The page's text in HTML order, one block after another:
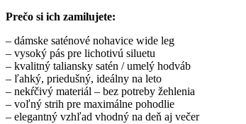
Prečo si ich zamilujete:
– dámske saténové nohavice wide leg
– vysoký pás pre lichotivú siluetu
– kvalitný taliansky satén / umelý hodváb
– ľahký, priedušný, ideálny na leto
– nekŕčivý materiál – bez potreby žehlenia
– voľný strih pre maximálne pohodlie
– elegantný vzhľad vhodný na deň aj večer